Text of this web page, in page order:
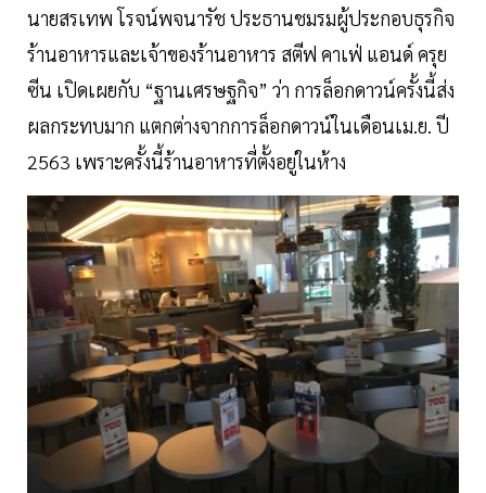
นายสรเทพ โรจน์พจนารัช ประธานชมรมผู้ประกอบธุรกิจ
ร้านอาหารและเจ้าของร้านอาหาร สตีฟ คาเฟ่ แอนด์ ครุย
ซีน เปิดเผยกับ “ฐานเศรษฐกิจ” ว่า การล็อกดาวน์ครั้งนี้ส่ง
ผลกระทบมาก แตกต่างจากการล็อกดาวน์ในเดือนเม.ย. ปี
2563 เพราะครั้งนี้ร้านอาหารที่ตั้งอยู่ในห้าง